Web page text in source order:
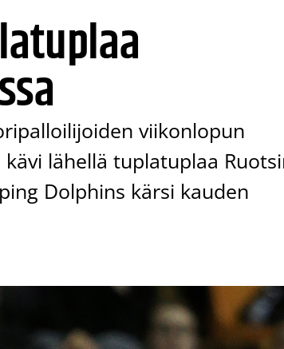
viikonlopun
lähellä tuplatuplaa
Dolphins kärsi kauden